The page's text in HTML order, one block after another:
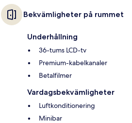
Bekvämligheter på rummet
Underhållning
36-tums LCD-tv
Premium-kabelkanaler
Betalfilmer
Vardagsbekvämligheter
Luftkonditionering
Minibar